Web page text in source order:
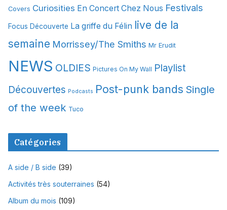
e
Covers Curiosities En Concert Chez Nous Festivals
Focus Découverte La griffe du Félin live de la
semaine Morrissey/The Smiths Mr Erudit
NEWS OLDIES Pictures On My Wall Playlist
Découvertes Podcasts Post-punk bands Single
of the week Tuco
Catégories
A side / B side (39)
Activités très souterraines (54)
Album du mois (109)